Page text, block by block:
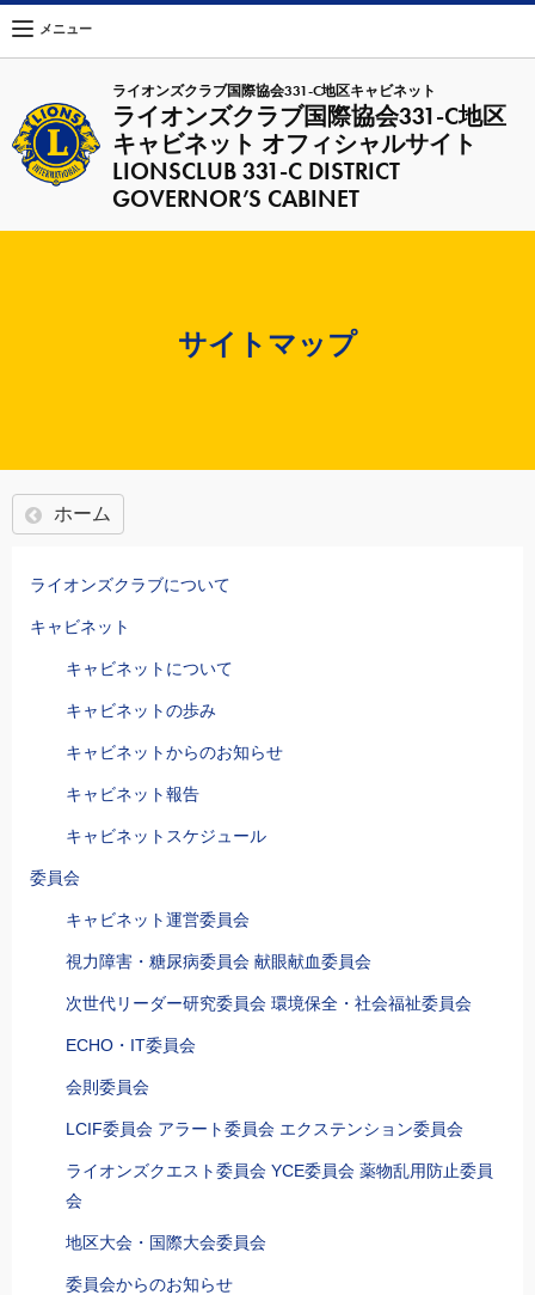
ライオンズクラブ国際協会331-C地区キャビネット
ライオンズクラブ国際協会331-C地区
キャビネット オフィシャルサイト
LIONSCLUB 331-C DISTRICT
GOVERNOR’S CABINET
メニュー
サイトマップ
ホーム
ライオンズクラブについて
キャビネット
キャビネットについて
キャビネットの歩み
キャビネットからのお知らせ
キャビネット報告
キャビネットスケジュール
委員会
キャビネット運営委員会
視力障害・糖尿病委員会 献眼献血委員会
次世代リーダー研究委員会 環境保全・社会福祉委員会
ECHO・IT委員会
会則委員会
LCIF委員会 アラート委員会 エクステンション委員会
ライオンズクエスト委員会 YCE委員会 薬物乱用防止委員
会
地区大会・国際大会委員会
委員会からのお知らせ